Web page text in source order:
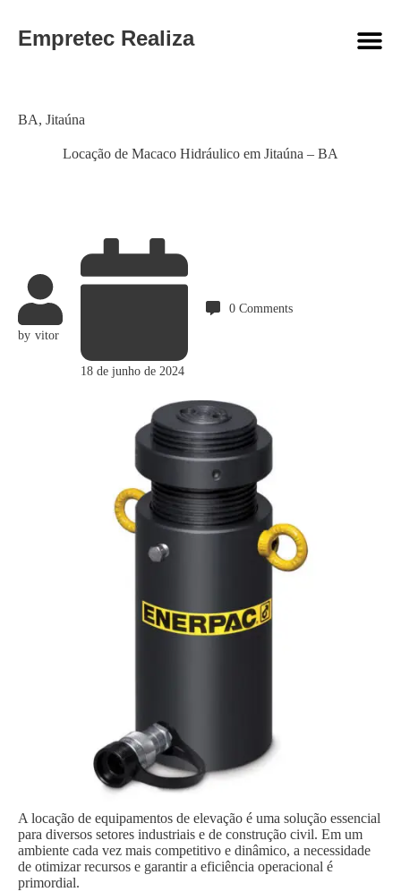
Empretec Realiza
Locação de Macaco Hidráulico em Jitaúna – BA
Category
BA, Jitaúna
by vitor
18 de junho de 2024
0 Comments
A locação de equipamentos de elevação é uma solução essencial
para diversos setores industriais e de construção civil. Em um
ambiente cada vez mais competitivo e dinâmico, a necessidade
de otimizar recursos e garantir a eficiência operacional é
primordial.